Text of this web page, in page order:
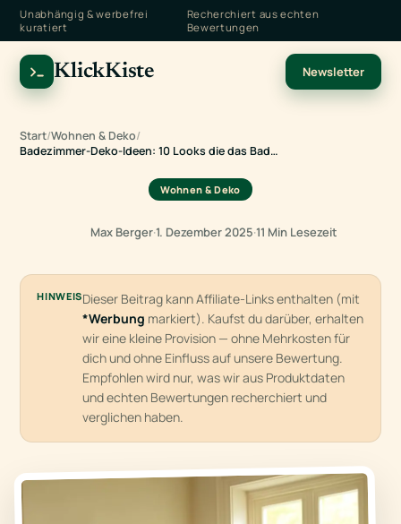
Unabhängig & werbefrei
kuratiert
Recherchiert aus echten
Bewertungen
KlickKiste Newsletter
Start/Wohnen & Deko/
Badezimmer-Deko-Ideen: 10 Looks die das Bad…
Wohnen & Deko
Max Berger·1. Dezember 2025·11 Min Lesezeit
HINWEISDieser Beitrag kann Affiliate-Links enthalten (mit
*Werbung markiert). Kaufst du darüber, erhalten
wir eine kleine Provision — ohne Mehrkosten für
dich und ohne Einfluss auf unsere Bewertung.
Empfohlen wird nur, was wir aus Produktdaten
und echten Bewertungen recherchiert und
verglichen haben.